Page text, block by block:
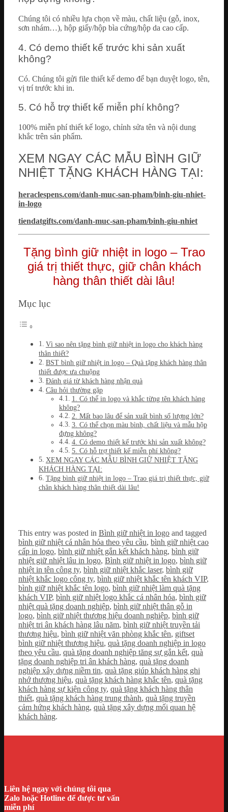
Chúng tôi có nhiều lựa chọn về màu, chất liệu (gỗ, inox,
sơn nhám…), hộp giấy/hộp bìa cứng/hộp da cao cấp.
4. Có demo thiết kế trước khi sản xuất
không?
Có. Chúng tôi gửi file thiết kế demo để bạn duyệt logo, tên,
vị trí trước khi in.
5. Có hỗ trợ thiết kế miễn phí không?
100% miễn phí thiết kế logo, chỉnh sửa tên và nội dung
khắc trên sản phẩm.
XEM NGAY CÁC MẪU BÌNH GIỮ
NHIỆT TẶNG KHÁCH HÀNG TẠI:
heraclespens.com/danh-muc-san-pham/binh-giu-nhiet-
in-logo
tiendatgifts.com/danh-muc-san-pham/binh-giu-nhiet
Tặng bình giữ nhiệt in logo – Trao
giá trị thiết thực, giữ chân khách
hàng thân thiết dài lâu!
Mục lục
Vì sao nên tặng bình giữ nhiệt in logo cho khách hàng
thân thiết?
BST bình giữ nhiệt in logo – Quà tặng khách hàng thân
thiết được ưa chuộng
Đánh giá từ khách hàng nhận quà
Câu hỏi thường gặp
1. Có thể in logo và khắc từng tên khách hàng
không?
2. Mất bao lâu để sản xuất bình số lượng lớn?
3. Có thể chọn màu bình, chất liệu và mẫu hộp
đựng không?
4. Có demo thiết kế trước khi sản xuất không?
5. Có hỗ trợ thiết kế miễn phí không?
XEM NGAY CÁC MẪU BÌNH GIỮ NHIỆT TẶNG
KHÁCH HÀNG TẠI:
Tặng bình giữ nhiệt in logo – Trao giá trị thiết thực, giữ
chân khách hàng thân thiết dài lâu!
This entry was posted in Bình giữ nhiệt in logo and tagged
bình giữ nhiệt cá nhân hóa theo yêu cầu, bình giữ nhiệt cao
cấp in logo, bình giữ nhiệt gắn kết khách hàng, bình giữ
nhiệt giữ nhiệt lâu in logo, Bình giữ nhiệt in logo, bình giữ
nhiệt in tên công ty, bình giữ nhiệt khắc laser, bình giữ
nhiệt khắc logo công ty, bình giữ nhiệt khắc tên khách VIP,
bình giữ nhiệt khắc tên logo, bình giữ nhiệt làm quà tặng
khách VIP, bình giữ nhiệt logo khắc cá nhân hóa, bình giữ
nhiệt quà tặng doanh nghiệp, bình giữ nhiệt thân gỗ in
logo, bình giữ nhiệt thương hiệu doanh nghiệp, bình giữ
nhiệt tri ân khách hàng lâu năm, bình giữ nhiệt truyền tải
thương hiệu, bình giữ nhiệt văn phòng khắc tên, giftset
bình giữ nhiệt thương hiệu, quà tặng doanh nghiệp in logo
theo yêu cầu, quà tặng doanh nghiệp tăng sự gắn kết, quà
tặng doanh nghiệp tri ân khách hàng, quà tặng doanh
nghiệp xây dựng niềm tin, quà tặng giúp khách hàng ghi
nhớ thương hiệu, quà tặng khách hàng khắc tên, quà tặng
khách hàng sự kiện công ty, quà tặng khách hàng thân
thiết, quà tặng khách hàng trung thành, quà tặng truyền
cảm hứng khách hàng, quà tặng xây dựng mối quan hệ
khách hàng.
Liên hệ ngay với chúng tôi qua
Zalo hoặc Hotline để được tư vấn
miễn phí